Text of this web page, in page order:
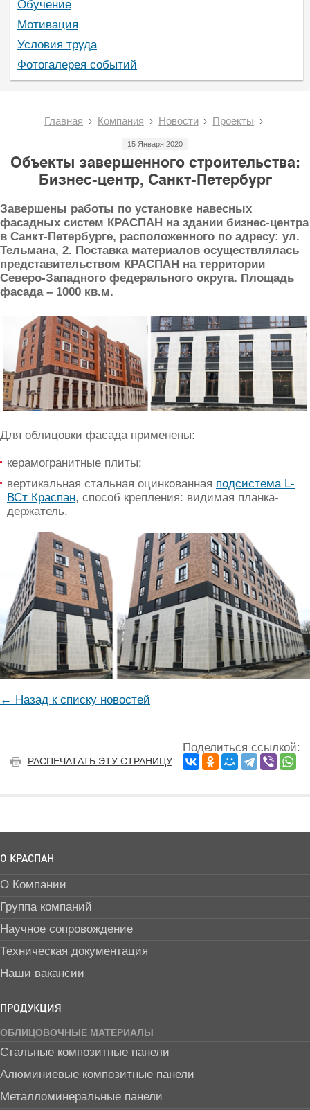
Обучение
Мотивация
Условия труда
Фотогалерея событий
Главная Компания Новости Проекты
15 Января 2020
Объекты завершенного строительства:
Бизнес-центр, Санкт-Петербург
Завершены работы по установке навесных
фасадных систем КРАСПАН на здании бизнес-центра
в Санкт-Петербурге, расположенного по адресу: ул.
Тельмана, 2. Поставка материалов осуществлялась
представительством КРАСПАН на территории
Северо-Западного федерального округа. Площадь
фасада – 1000 кв.м.
Для облицовки фасада применены:
керамогранитные плиты;
вертикальная стальная оцинкованная подсистема L-
ВСт Краспан, способ крепления: видимая планка-
держатель.
← Назад к списку новостей
РАСПЕЧАТАТЬ ЭТУ СТРАНИЦУ
Поделиться ссылкой:
О КРАСПАН
О Компании
Группа компаний
Научное сопровождение
Техническая документация
Наши вакансии
ПРОДУКЦИЯ
ОБЛИЦОВОЧНЫЕ МАТЕРИАЛЫ
Стальные композитные панели
Алюминиевые композитные панели
Металломинеральные панели